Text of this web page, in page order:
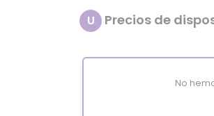
U Precios de
No